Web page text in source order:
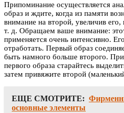
Припоминание осуществляется
образ и ждите, когда из памяти
внимание на второй, увеличив
т. д. Обращаем ваше внимание:
применяется очень интенсивно.
отработать. Первый образ
быть намного больше второго.
первого образа старайтесь
затем привяжите второй
ЕЩЕ СМОТРИТЕ:
основные элементы